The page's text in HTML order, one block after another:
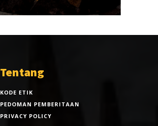
Tentang
KODE ETIK
PEDOMAN PEMBERITAAN
PRIVACY POLICY